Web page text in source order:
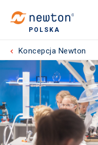
POLSKA
Koncepcja Newton